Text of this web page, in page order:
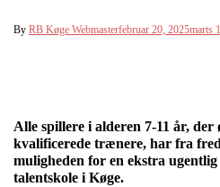
By RB Køge Webmasterfebruar 20, 2025marts
Alle spillere i alderen 7-11 år,
kvalificerede trænere, har fra
muligheden for en ekstra
talentskole i Køge.